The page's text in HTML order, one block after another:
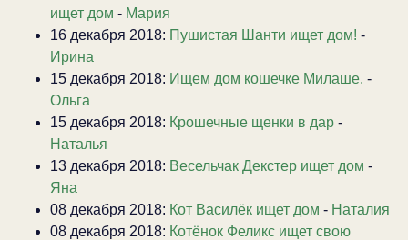
ищет дом - Мария
16 декабря 2018: Пушистая Шанти ищет дом! -
Ирина
15 декабря 2018: Ищем дом кошечке Милаше. -
Ольга
15 декабря 2018: Крошечные щенки в дар -
Наталья
13 декабря 2018: Весельчак Декстер ищет дом -
Яна
08 декабря 2018: Кот Василёк ищет дом - Наталия
08 декабря 2018: Котёнок Феликс ищет свою